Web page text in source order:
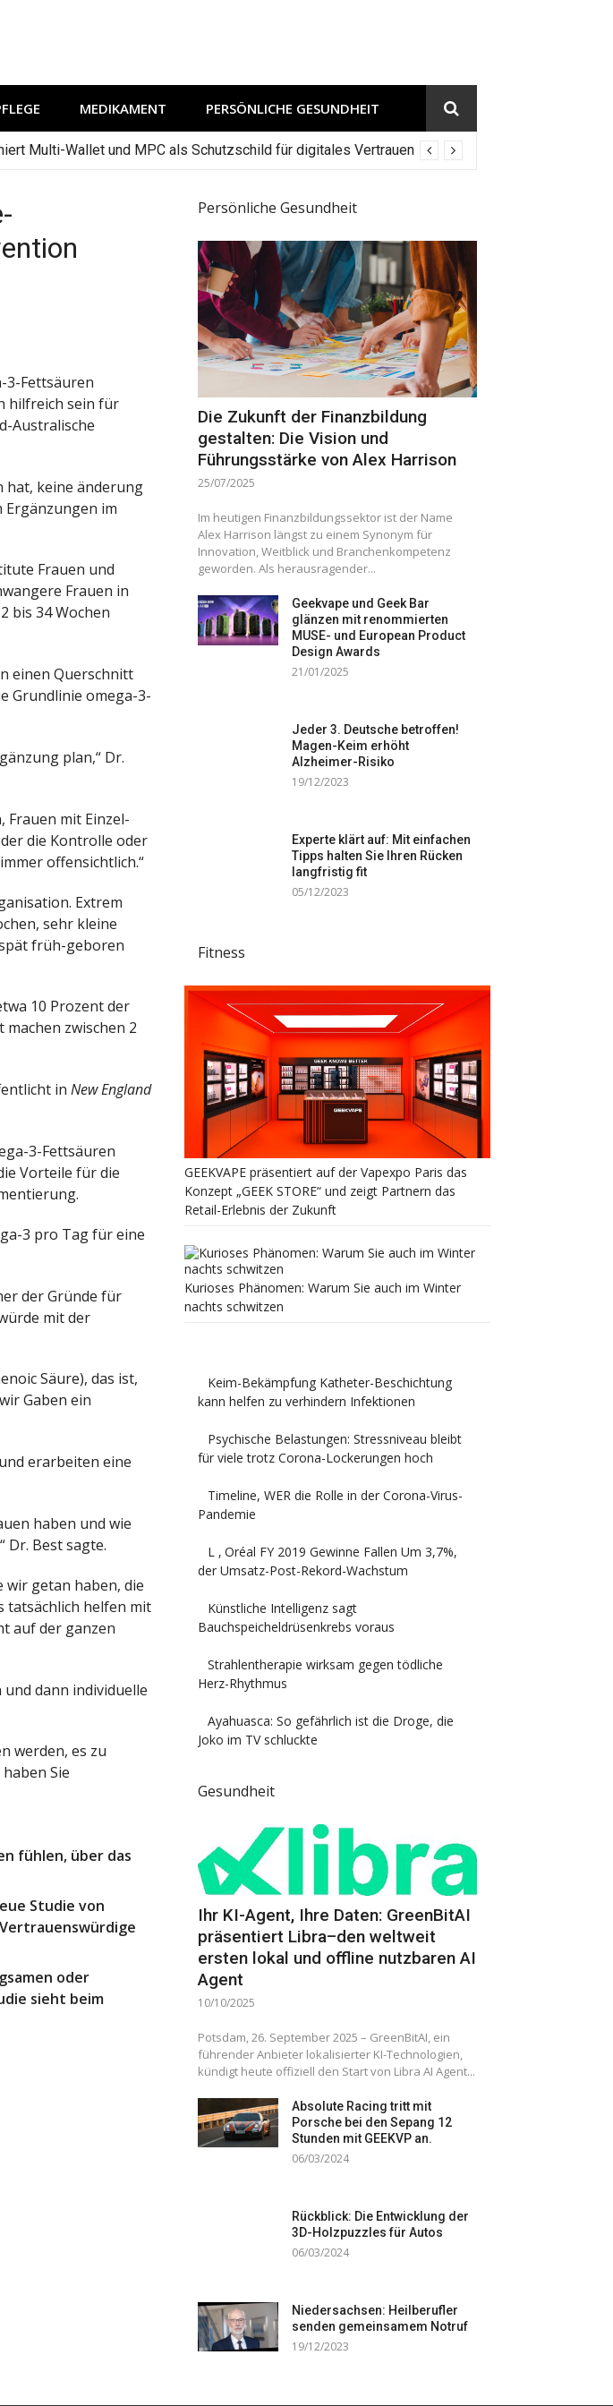
MEDIKAMENT PERSÖNLICHE GESUNDHEIT
Multi-Wallet und MPC als Schutzschild für digitales Vertrauen
3-Fettsäuren
hilfreich sein für
Australische
hat, keine änderung
Ergänzungen im
Frauen und
Frauen in
bis 34 Wochen
einen Querschnitt
Grundlinie omega-3-
plan,“ Dr.
Frauen mit Einzel-
die Kontrolle oder
offensichtlich.“
Extrem
sehr kleine
früh-geboren
10 Prozent der
zwischen 2
in New England
3-Fettsäuren
Vorteile für die
3 pro Tag für eine
der Gründe für
mit der
Säure), das ist,
Gaben ein
erarbeiten eine
haben und wie
Dr. Best sagte.
wir getan haben, die
tatsächlich helfen mit
auf der ganzen
dann individuelle
werden, es zu
Sie
fühlen, über das
Studie von
oder
sieht beim
Persönliche Gesundheit
Die Zukunft der Finanzbildung
gestalten: Die Vision und
Führungsstärke von Alex Harrison
25/07/2025
Im heutigen Finanzbildungssektor ist der Name
Alex Harrison längst zu einem Synonym für
Innovation, Weitblick und Branchenkompetenz
geworden. Als herausragender...
Geekvape und Geek Bar
glänzen mit renommierten
MUSE- und European Product
Design Awards
21/01/2025
Jeder 3. Deutsche betroffen!
Magen-Keim erhöht
Alzheimer-Risiko
19/12/2023
Experte klärt auf: Mit einfachen
Tipps halten Sie Ihren Rücken
langfristig fit
05/12/2023
Fitness
GEEKVAPE präsentiert auf der Vapexpo Paris das
Konzept „GEEK STORE“ und zeigt Partnern das
Retail-Erlebnis der Zukunft
Kurioses Phänomen: Warum Sie auch im Winter
nachts schwitzen
Keim-Bekämpfung Katheter-Beschichtung
kann helfen zu verhindern Infektionen
Psychische Belastungen: Stressniveau bleibt
für viele trotz Corona-Lockerungen hoch
Timeline, WER die Rolle in der Corona-Virus-
Pandemie
L ‚ Oréal FY 2019 Gewinne Fallen Um 3,7%,
der Umsatz-Post-Rekord-Wachstum
Künstliche Intelligenz sagt
Bauchspeicheldrüsenkrebs voraus
Strahlentherapie wirksam gegen tödliche
Herz-Rhythmus
Ayahuasca: So gefährlich ist die Droge, die
Joko im TV schluckte
Gesundheit
Ihr KI-Agent, Ihre Daten: GreenBitAI
präsentiert Libra–den weltweit
ersten lokal und offline nutzbaren AI
Agent
10/10/2025
Potsdam, 26. September 2025 – GreenBitAI, ein
führender Anbieter lokalisierter KI-Technologien,
kündigt heute offiziell den Start von Libra AI Agent...
Absolute Racing tritt mit
Porsche bei den Sepang 12
Stunden mit GEEKVP an.
06/03/2024
Rückblick: Die Entwicklung der
3D-Holzpuzzles für Autos
06/03/2024
Niedersachsen: Heilberufler
senden gemeinsamem Notruf
19/12/2023